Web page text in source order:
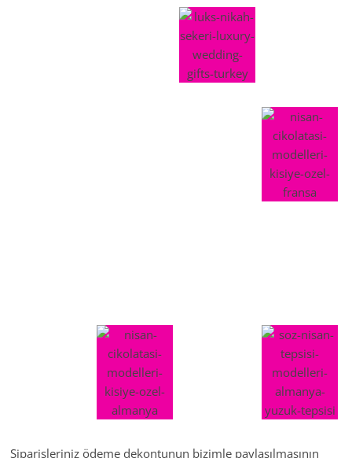
Siparişleriniz ödeme dekontunun bizimle paylaşılmasının